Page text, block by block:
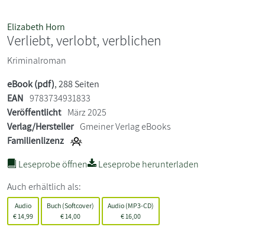
Elizabeth Horn
Verliebt, verlobt, verblichen
Kriminalroman
eBook (pdf), 288 Seiten
EAN 9783734931833
Veröffentlicht März 2025
Verlag/Hersteller Gmeiner Verlag eBooks
Familienlizenz
Leseprobe öffnen
Leseprobe herunterladen
Auch erhältlich als:
Audio
€ 14,99
Buch (Softcover)
€ 14,00
Audio (MP3-CD)
€ 16,00